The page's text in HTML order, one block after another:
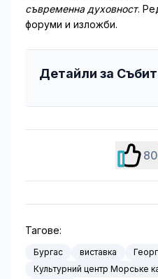
съвременна духовност.
форуми и изложби.
Детайли за
80
Тагове:
Бургас виставка
Культурний центр Морське